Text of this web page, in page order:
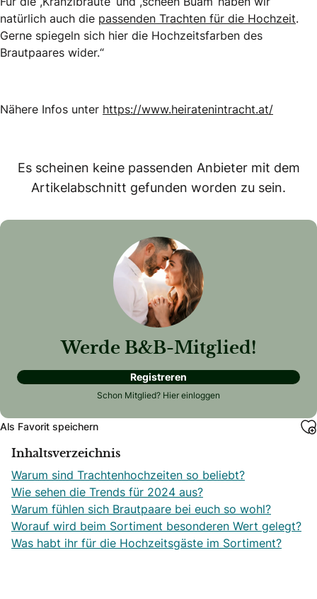
natürlich auch die passenden Trachten für die Hochzeit.
Gerne spiegeln sich hier die Hochzeitsfarben des
Brautpaares wider.“
Nähere Infos unter https://www.heiratenintracht.at/
Es scheinen keine passenden Anbieter mit dem
Artikelabschnitt gefunden worden zu sein.
Werde B&B-Mitglied!
Registreren
Schon Mitglied? Hier einloggen
Als Favorit speichern
Inhaltsverzeichnis
Warum sind Trachtenhochzeiten so beliebt?
Wie sehen die Trends für 2024 aus?
Warum fühlen sich Brautpaare bei euch so wohl?
Worauf wird beim Sortiment besonderen Wert gelegt?
Was habt ihr für die Hochzeitsgäste im Sortiment?